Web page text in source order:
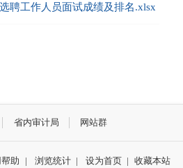
聘工作人员面试成绩及排名.xlsx
省内审计局 网站群
助 | 浏览统计 | 设为首页 | 收藏本站